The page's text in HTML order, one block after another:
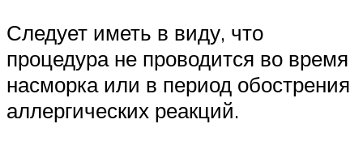
Следует иметь в виду, что
процедура не проводится во время
насморка или в период обострения
аллергических реакций.